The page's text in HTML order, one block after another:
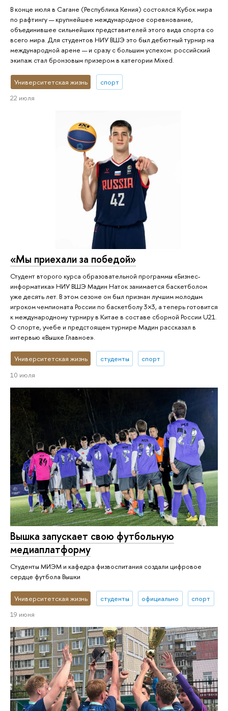
В конце июля в Сагане (Республика Кения) состоялся Кубок мира
по рафтингу — крупнейшее международное соревнование,
объединившее сильнейших представителей этого вида спорта со
всего мира. Для студентов НИУ ВШЭ это был дебютный турнир на
международной арене — и сразу с большим успехом: российский
экипаж стал бронзовым призером в категории Mixed.
Университетская жизнь
спорт
22 июля
«Мы приехали за победой»
Студент второго курса образовательной программы «Бизнес-
информатика» НИУ ВШЭ Мадин Наток занимается баскетболом
уже десять лет. В этом сезоне он был признан лучшим молодым
игроком чемпионата России по баскетболу 3×3, а теперь готовится
к международному турниру в Китае в составе сборной России U21.
О спорте, учебе и предстоящем турнире Мадин рассказал в
интервью «Вышке.Главное».
Университетская жизнь студенты
спорт
10 июля
Вышка запускает свою футбольную
медиаплатформу
Студенты МИЭМ и кафедра физвоспитания создали цифровое
сердце футбола Вышки
Университетская жизнь студенты официально
спорт
19 июня